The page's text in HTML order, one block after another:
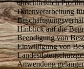
einschließlich
Datenverarbeitung
Hinblick auf die
Beendigung von
Einwilligung von
Anwendung